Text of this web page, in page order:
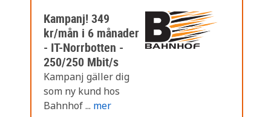
Kampanj! 349
kr/mån i 6 månader
- IT-Norrbotten -
250/250 Mbit/s
Kampanj gäller dig
som ny kund hos
Bahnhof ... mer